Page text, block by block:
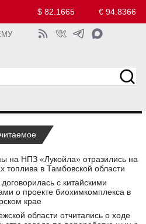
$ 82.1665 € 94.8366
на НПЗ «Лукойла» отразились на
топлива в Тамбовской области
с китайскими
о проекте биохимкомплекса в
крае
области отчитались о ходе